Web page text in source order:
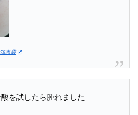
恵袋
を試したら腫れました